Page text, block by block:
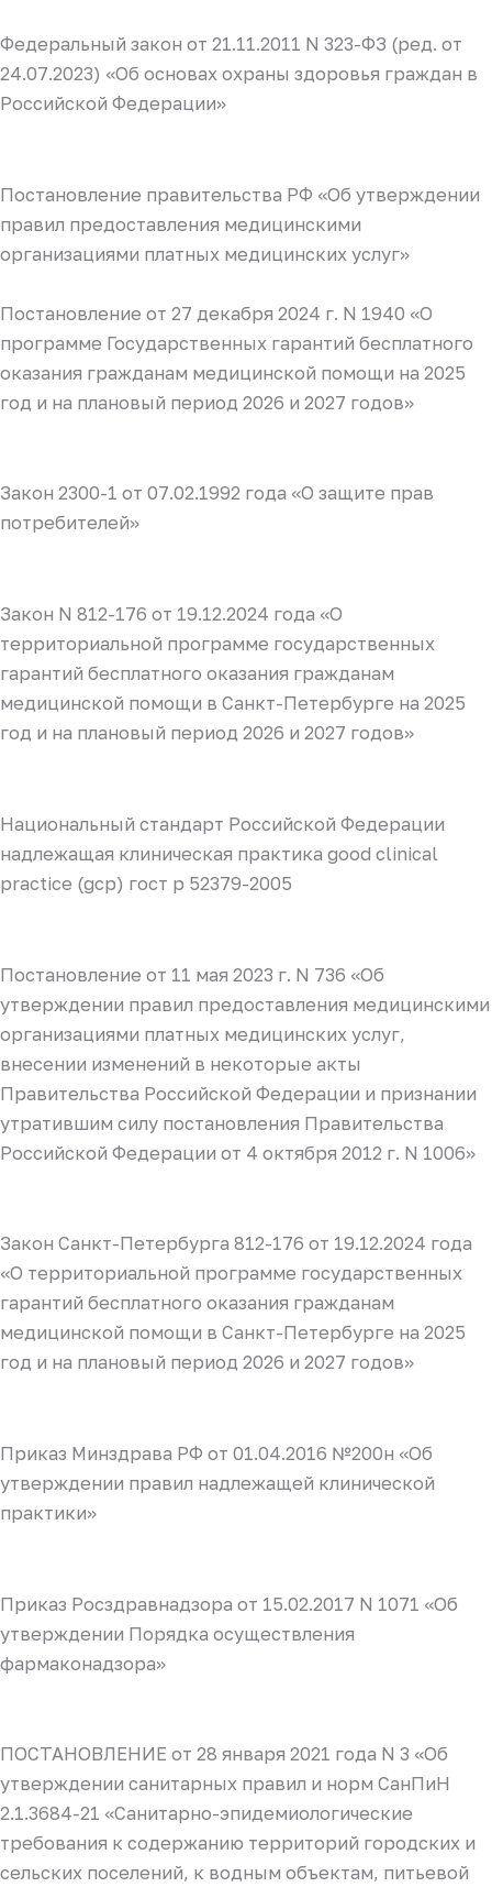
Федеральный закон от 21.11.2011 N 323-ФЗ (ред. от
24.07.2023) «Об основах охраны здоровья граждан в
Российской Федерации»
Постановление правительства РФ «Об утверждении
правил предоставления медицинскими
организациями платных медицинских услуг»
Постановление от 27 декабря 2024 г. N 1940 «О
программе Государственных гарантий бесплатного
оказания гражданам медицинской помощи на 2025
год и на плановый период 2026 и 2027 годов»
Закон 2300-1 от 07.02.1992 года «О защите прав
потребителей»
Закон N 812-176 от 19.12.2024 года «О
территориальной программе государственных
гарантий бесплатного оказания гражданам
медицинской помощи в Санкт-Петербурге на 2025
год и на плановый период 2026 и 2027 годов»
Национальный стандарт Российской Федерации
надлежащая клиническая практика good clinical
practice (gcp) гост р 52379-2005
Постановление от 11 мая 2023 г. N 736 «Об
утверждении правил предоставления медицинскими
организациями платных медицинских услуг,
внесении изменений в некоторые акты
Правительства Российской Федерации и признании
утратившим силу постановления Правительства
Российской Федерации от 4 октября 2012 г. N 1006»
Закон Санкт-Петербурга 812-176 от 19.12.2024 года
«О территориальной программе государственных
гарантий бесплатного оказания гражданам
медицинской помощи в Санкт-Петербурге на 2025
год и на плановый период 2026 и 2027 годов»
Приказ Минздрава РФ от 01.04.2016 №200н «Об
утверждении правил надлежащей клинической
практики»
Приказ Росздравнадзора от 15.02.2017 N 1071 «Об
утверждении Порядка осуществления
фармаконадзора»
ПОСТАНОВЛЕНИЕ от 28 января 2021 года N 3 «Об
утверждении санитарных правил и норм СанПиН
2.1.3684-21 «Санитарно-эпидемиологические
требования к содержанию территорий городских и
сельских поселений, к водным объектам, питьевой